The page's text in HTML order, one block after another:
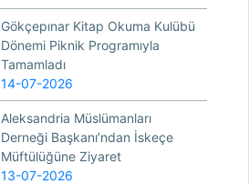
Gökçepınar Kitap Okuma Kulübü
Dönemi Piknik Programıyla
Tamamladı
14-07-2026
Aleksandria Müslümanları
Derneği Başkanı’ndan İskeçe
Müftülüğüne Ziyaret
13-07-2026